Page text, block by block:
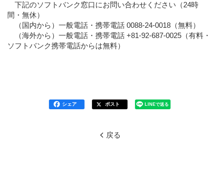
下記のソフトバンク窓口にお問い合わせください（24時
間・無休）
（国内から）一般電話・携帯電話 0088-24-0018（無料）
（海外から）一般電話・携帯電話 +81-92-687-0025（有料・
ソフトバンク携帯電話からは無料）
シェア ポスト LINEで送る
戻る